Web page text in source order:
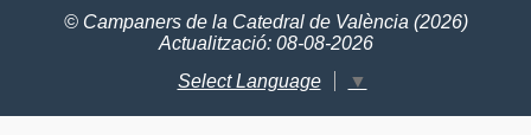
© Campaners de la Catedral de València (2026)
Actualització: 08-08-2026
Select Language
▼